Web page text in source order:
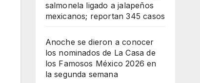
salmonela ligado a jalapeños
mexicanos; reportan 345 casos
Anoche se dieron a conocer
los nominados de La Casa de
los Famosos México 2026 en
la segunda semana